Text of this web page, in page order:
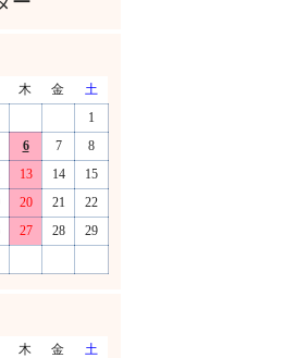
木 金
土
1
6 7
8
13 14
15
20 21
22
27 28
29
木 金
土